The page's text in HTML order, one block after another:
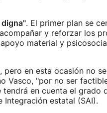
. El primer plan se
y reforzar los
material y
, pero en esta ocasión no se
Vasco, "por no ser
en cuenta el grado
Integración estatal (SAI).